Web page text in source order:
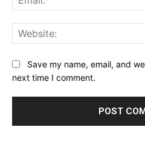
Save my name, email, and
next time I comment.